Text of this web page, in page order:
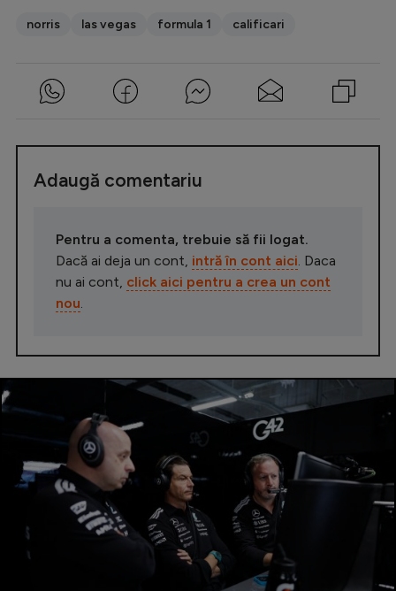
norris las vegas formula 1 calificari
Adaugă comentariu
Pentru a comenta, trebuie să fii logat.
Dacă ai deja un cont, intră în cont aici. Daca
nu ai cont, click aici pentru a crea un cont
nou.